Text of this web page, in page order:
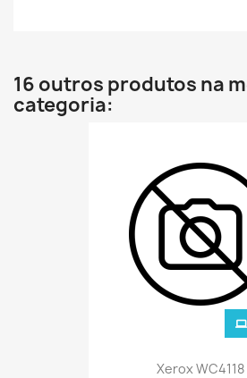
16 outros produtos na
categoria:
Xerox WC4118